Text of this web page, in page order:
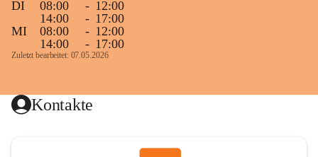
DI
08:00 - 12:00
14:00
- 17:00
MI
08:00 - 12:00
14:00
- 17:00
Zuletzt bearbeitet: 07.05.2026
Kontakte